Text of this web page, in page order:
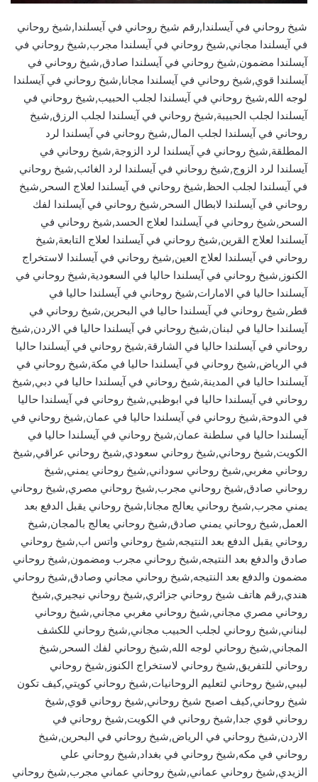
شيخ روحاني في آيسلندا,رقم شيخ روحاني في آيسلندا,شيخ روحاني
في آيسلندا مجاني,شيخ روحاني في آيسلندا مجرب,شيخ روحاني في
آيسلندا مضمون,شيخ روحاني في آيسلندا صادق,شيخ روحاني في
آيسلندا قوي,شيخ روحاني في آيسلندا مجانا,شيخ روحاني في آيسلندا
لوجه الله,شيخ روحاني في آيسلندا لجلب الحبيب,شيخ روحاني في
آيسلندا لجلب الحبيبة,شيخ روحاني في آيسلندا لجلب الرزق,شيخ
روحاني في آيسلندا لجلب المال,شيخ روحاني في آيسلندا لرد
المطلقة,شيخ روحاني في آيسلندا لرد الزوجة,شيخ روحاني في
آيسلندا لرد الزوج,شيخ روحاني في آيسلندا لرد الغائب,شيخ روحاني
في آيسلندا لجلب الحظ,شيخ روحاني في آيسلندا لعلاج السحر,شيخ
روحاني في آيسلندا لابطال السحر,شيخ روحاني في آيسلندا لفك
السحر,شيخ روحاني في آيسلندا لعلاج الحسد,شيخ روحاني في
آيسلندا لعلاج القرين,شيخ روحاني في آيسلندا لعلاج التابعة,شيخ
روحاني في آيسلندا لعلاج العين,شيخ روحاني في آيسلندا لاستخراج
الكنوز,شيخ روحاني في آيسلندا حاليا في السعودية,شيخ روحاني في
آيسلندا حاليا في الامارات,شيخ روحاني في آيسلندا حاليا في
قطر,شيخ روحاني في آيسلندا حاليا في البحرين,شيخ روحاني في
آيسلندا حاليا في لبنان,شيخ روحاني في آيسلندا حاليا في الاردن,شيخ
روحاني في آيسلندا حاليا في الشارقة,شيخ روحاني في آيسلندا حاليا
في الرياض,شيخ روحاني في آيسلندا حاليا في مكة,شيخ روحاني في
آيسلندا حاليا في المدينة,شيخ روحاني في آيسلندا حاليا في دبي,شيخ
روحاني في آيسلندا حاليا في ابوظبي,شيخ روحاني في آيسلندا حاليا
في الدوحة,شيخ روحاني في آيسلندا حاليا في عمان,شيخ روحاني في
آيسلندا حاليا في سلطنة عمان,شيخ روحاني في آيسلندا حاليا في
الكويت,شيخ روحاني,شيخ روحاني سعودي,شيخ روحاني عراقي,شيخ
روحاني مغربي,شيخ روحاني سوداني,شيخ روحاني يمني,شيخ
روحاني صادق,شيخ روحاني مجرب,شيخ روحاني مصري,شيخ روحاني
يمني مجرب,شيخ روحاني يعالج مجانا,شيخ روحاني يقبل الدفع بعد
العمل,شيخ روحاني يمني صادق,شيخ روحاني يعالج بالمجان,شيخ
روحاني يقبل الدفع بعد النتيجه,شيخ روحاني واتس اب,شيخ روحاني
صادق والدفع بعد النتيجه,شيخ روحاني مجرب ومضمون,شيخ روحاني
مضمون والدفع بعد النتيجه,شيخ روحاني مجاني وصادق,شيخ روحاني
هندي,رقم هاتف شيخ روحاني جزائري,شيخ روحاني نيجيري,شيخ
روحاني مصري مجاني,شيخ روحاني مغربي مجاني,شيخ روحاني
لبناني,شيخ روحاني لجلب الحبيب مجاني,شيخ روحاني للكشف
المجاني,شيخ روحاني لوجه الله,شيخ روحاني لفك السحر,شيخ
روحاني للتفريق,شيخ روحاني لاستخراج الكنوز,شيخ روحاني
ليبي,شيخ روحاني لتعليم الروحانيات,شيخ روحاني كويتي,كيف تكون
شيخ روحاني,كيف اصبح شيخ روحاني,شيخ روحاني قوي,شيخ
روحاني قوي جدا,شيخ روحاني في الكويت,شيخ روحاني في
الاردن,شيخ روحاني في الرياض,شيخ روحاني في البحرين,شيخ
روحاني في مكه,شيخ روحاني في بغداد,شيخ روحاني علي
الزيدي,شيخ روحاني عماني,شيخ روحاني عماني مجرب,شيخ روحاني